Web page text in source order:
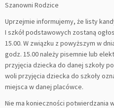
Szanowni Rodzice
Uprzejmie informujemy, że listy
I szkół podstawowych zostaną
15.00. W związku z powyższym w
godz. 15.00 należy pisemnie lub
przyjęcia dziecka do danej szkoły
woli przyjęcia dziecka do szkoły
miejsca w danej placówce.
Nie ma konieczności potwierdzania